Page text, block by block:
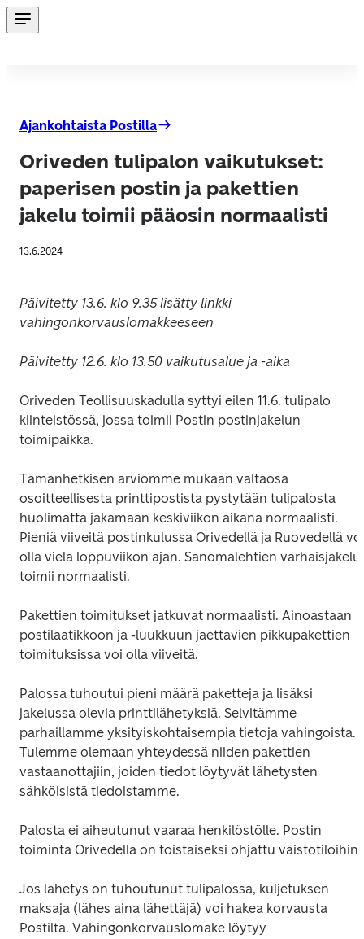
Ajankohtaista Postilla
Oriveden tulipalon vaikutukset:
paperisen postin ja pakettien
jakelu toimii pääosin normaalisti
13.6.2024
Päivitetty 13.6. klo 9.35 lisätty linkki
vahingonkorvauslomakkeeseen
Päivitetty 12.6. klo 13.50 vaikutusalue ja -aika
Oriveden Teollisuuskadulla syttyi eilen 11.6. tulipalo
kiinteistössä, jossa toimii Postin postinjakelun
toimipaikka.
Tämänhetkisen arviomme mukaan valtaosa
osoitteellisesta printtipostista pystytään tulipalosta
huolimatta jakamaan keskiviikon aikana normaalisti.
Pieniä viiveitä postinkulussa Orivedellä ja Ruovedellä voi
olla vielä loppuviikon ajan. Sanomalehtien varhaisjakelu
toimii normaalisti.
Pakettien toimitukset jatkuvat normaalisti. Ainoastaan
postilaatikkoon ja -luukkuun jaettavien pikkupakettien
toimituksissa voi olla viiveitä.
Palossa tuhoutui pieni määrä paketteja ja lisäksi
jakelussa olevia printtilähetyksiä. Selvitämme
parhaillamme yksityiskohtaisempia tietoja vahingoista.
Tulemme olemaan yhteydessä niiden pakettien
vastaanottajiin, joiden tiedot löytyvät lähetysten
sähköisistä tiedoistamme.
Palosta ei aiheutunut vaaraa henkilöstölle. Postin
toiminta Orivedellä on toistaiseksi ohjattu väistötiloihin.
Jos lähetys on tuhoutunut tulipalossa, kuljetuksen
maksaja (lähes aina lähettäjä) voi hakea korvausta